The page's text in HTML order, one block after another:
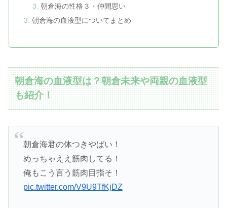
朝倉海の性格３・仲間思い
朝倉海の血液型についてまとめ
朝倉海の血液型は？朝倉未来や両親の血液型
も紹介！
朝倉海君の体つきやばい！
めっちゃええ筋肉してる！
俺もこう言う筋肉目指そ！
pic.twitter.com/V9U9TfKjDZ